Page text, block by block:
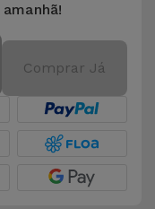
Comprar Já